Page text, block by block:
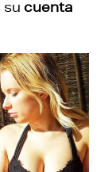
su cuenta